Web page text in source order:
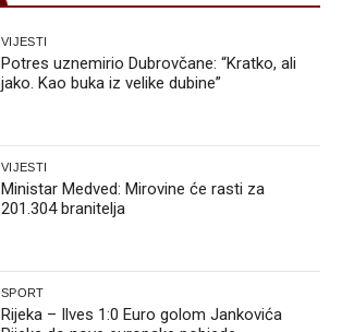
VIJESTI
Potres uznemirio Dubrovčane: “Kratko, ali
jako. Kao buka iz velike dubine”
VIJESTI
Ministar Medved: Mirovine će rasti za
201.304 branitelja
SPORT
Rijeka – Ilves 1:0 Euro golom Jankovića